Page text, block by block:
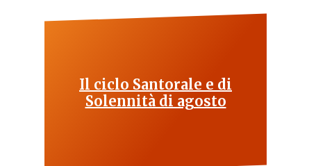
Il ciclo Santorale e di
Solennità di agosto